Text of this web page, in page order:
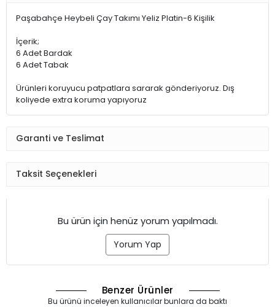
Paşabahçe Heybeli Çay Takımı Yeliz Platin-6 Kişilik
İçerik;
6 Adet Bardak
6 Adet Tabak
Ürünleri koruyucu patpatlara sararak gönderiyoruz. Dış
koliyede extra koruma yapıyoruz
Garanti ve Teslimat
Taksit Seçenekleri
Bu ürün için henüz yorum yapılmadı.
Yorum Yap
Benzer Ürünler
Bu ürünü inceleyen kullanıcılar bunlara da baktı